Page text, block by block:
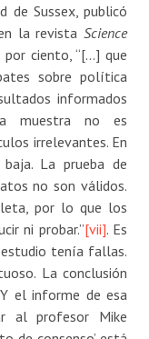
de Sussex, publicó
la revista Science
ciento, “[…] que
sobre política
informados
muestra no es
irrelevantes. En
La prueba de
no son válidos.
por lo que los
ni probar.”[vii]. Es
tenía fallas.
La conclusión
el informe de esa
al profesor Mike